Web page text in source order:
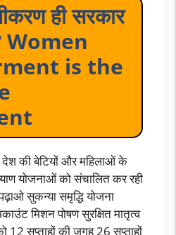
ही सरकार
Women
is the
देश की बेटियों और महिलाओं के
योजनाओं को संचालित कर रही
सुकन्या समृद्धि योजना
मिशन पोषण सुरक्षित मातृत्व
12 सप्ताहों की जगह 26 सप्ताहों